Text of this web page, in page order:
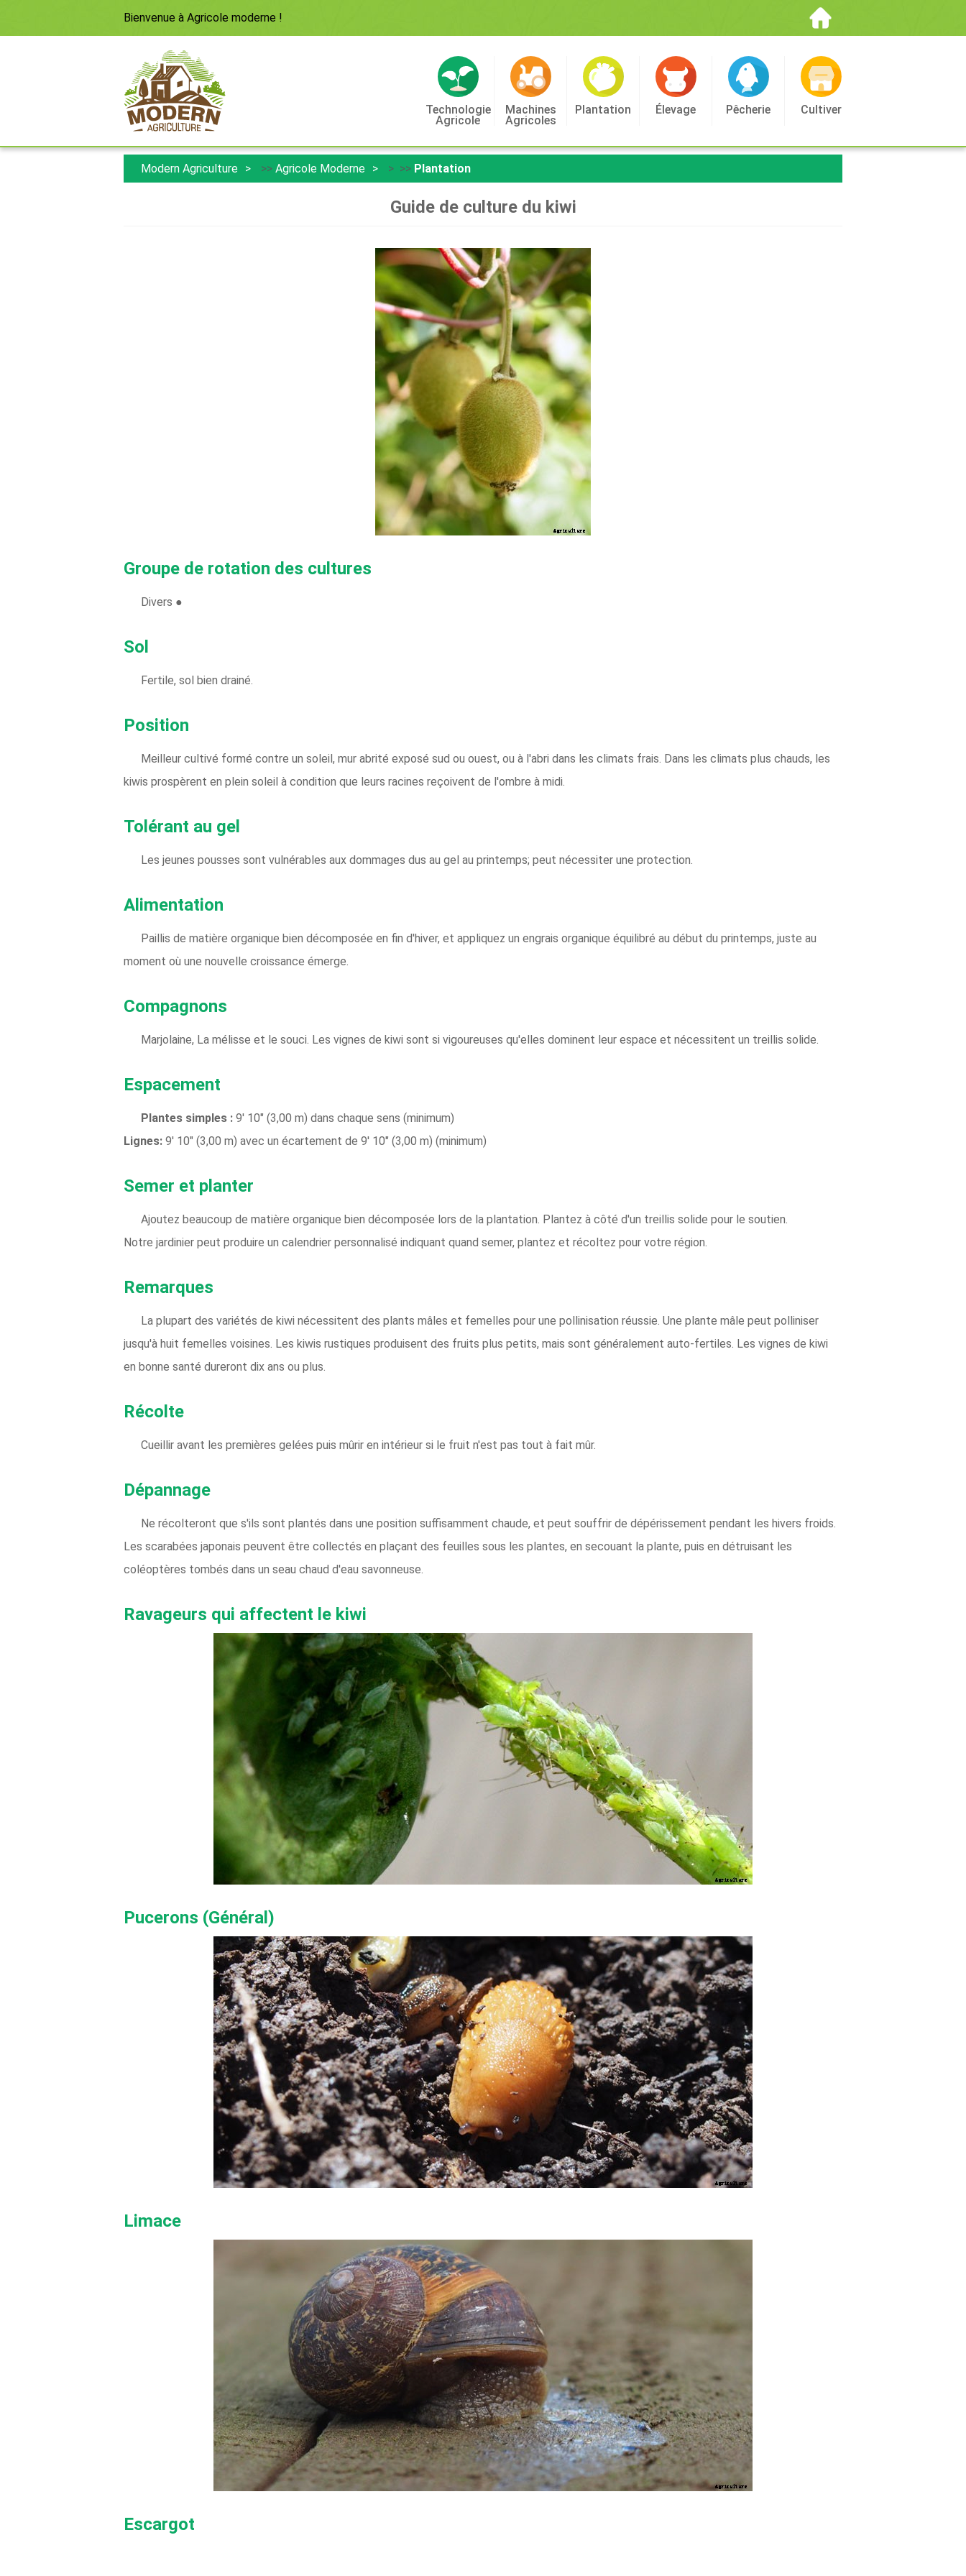
Bienvenue à Agricole moderne !
Technologie
Agricole
Machines
Agricoles
Plantation Élevage Pêcherie Cultiver
Modern Agriculture >> Agricole Moderne > >> Plantation
Guide de culture du kiwi
Groupe de rotation des cultures
Divers ●
Sol
Fertile, sol bien drainé.
Position
Meilleur cultivé formé contre un soleil, mur abrité exposé sud ou ouest, ou à l'abri dans les climats frais. Dans les climats plus chauds, les
kiwis prospèrent en plein soleil à condition que leurs racines reçoivent de l'ombre à midi.
Tolérant au gel
Les jeunes pousses sont vulnérables aux dommages dus au gel au printemps; peut nécessiter une protection.
Alimentation
Paillis de matière organique bien décomposée en fin d'hiver, et appliquez un engrais organique équilibré au début du printemps, juste au
moment où une nouvelle croissance émerge.
Compagnons
Marjolaine, La mélisse et le souci. Les vignes de kiwi sont si vigoureuses qu'elles dominent leur espace et nécessitent un treillis solide.
Espacement
Plantes simples : 9' 10" (3,00 m) dans chaque sens (minimum)
Lignes: 9' 10" (3,00 m) avec un écartement de 9' 10" (3,00 m) (minimum)
Semer et planter
Ajoutez beaucoup de matière organique bien décomposée lors de la plantation. Plantez à côté d'un treillis solide pour le soutien.
Notre jardinier peut produire un calendrier personnalisé indiquant quand semer, plantez et récoltez pour votre région.
Remarques
La plupart des variétés de kiwi nécessitent des plants mâles et femelles pour une pollinisation réussie. Une plante mâle peut polliniser
jusqu'à huit femelles voisines. Les kiwis rustiques produisent des fruits plus petits, mais sont généralement auto-fertiles. Les vignes de kiwi
en bonne santé dureront dix ans ou plus.
Récolte
Cueillir avant les premières gelées puis mûrir en intérieur si le fruit n'est pas tout à fait mûr.
Dépannage
Ne récolteront que s'ils sont plantés dans une position suffisamment chaude, et peut souffrir de dépérissement pendant les hivers froids.
Les scarabées japonais peuvent être collectés en plaçant des feuilles sous les plantes, en secouant la plante, puis en détruisant les
coléoptères tombés dans un seau chaud d'eau savonneuse.
Ravageurs qui affectent le kiwi
Pucerons (Général)
Limace
Escargot